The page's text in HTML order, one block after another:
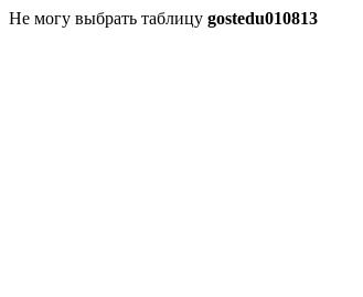
Не могу выбрать таблицу gostedu010813